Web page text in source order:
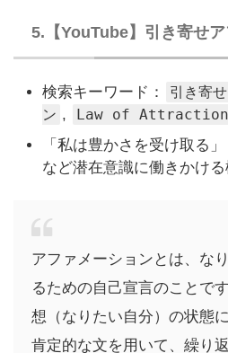
5.【YouTube】引き寄せ
検索キーワード：
引き寄
ン ,
Law of Attraction
「私は豊かさを受け取る
など潜在意識に働きかけ
アファメーションとは、な
るための自己宣言のことで
想（なりたい自分）の状態
肯定的な文を用いて、繰り